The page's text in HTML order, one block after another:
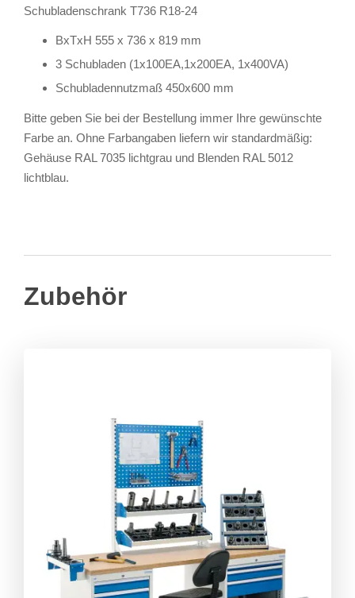
Schubladenschrank T736 R18-24
BxTxH 555 x 736 x 819 mm
3 Schubladen (1x100EA,1x200EA, 1x400VA)
Schubladennutzmaß 450x600 mm
Bitte geben Sie bei der Bestellung immer Ihre gewünschte
Farbe an. Ohne Farbangaben liefern wir standardmäßig:
Gehäuse RAL 7035 lichtgrau und Blenden RAL 5012
lichtblau.
Zubehör